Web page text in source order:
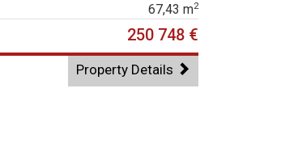
67,43 m2
250 748 €
Property Details